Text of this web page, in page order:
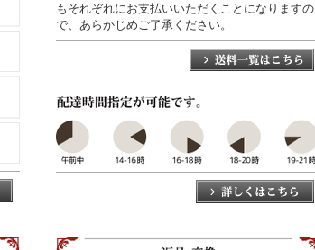
もそれぞれにお支払いいただくことになりますの
で、あらかじめご了承ください。